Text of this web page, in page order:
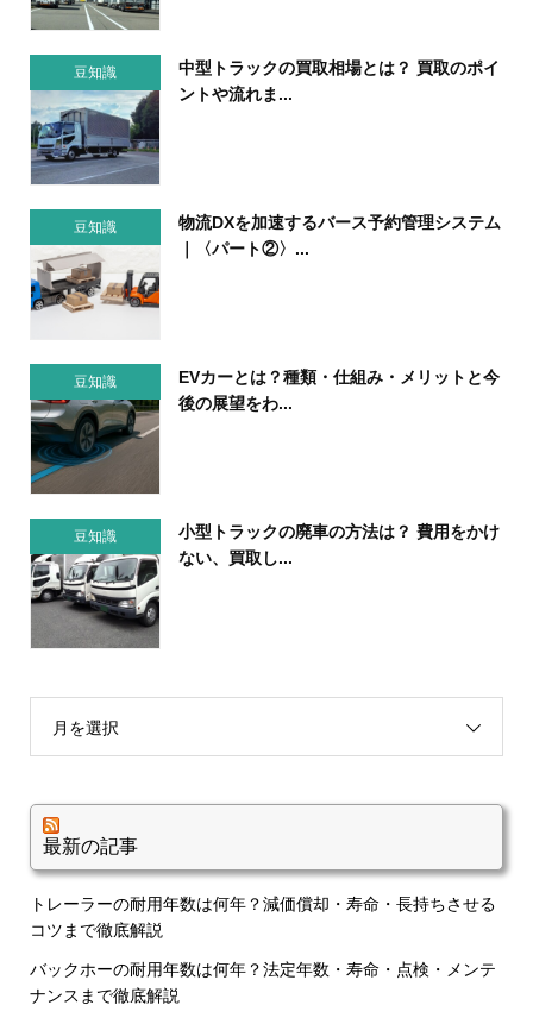
豆知識
中型トラックの買取相場とは？ 買取のポイ
ントや流れま...
豆知識
物流DXを加速するバース予約管理システム
｜〈パート②〉...
豆知識
EVカーとは？種類・仕組み・メリットと今
後の展望をわ...
豆知識
小型トラックの廃車の方法は？ 費用をかけ
ない、買取し...
月を選択
最新の記事
トレーラーの耐用年数は何年？減価償却・寿命・長持ちさせる
コツまで徹底解説
バックホーの耐用年数は何年？法定年数・寿命・点検・メンテ
ナンスまで徹底解説